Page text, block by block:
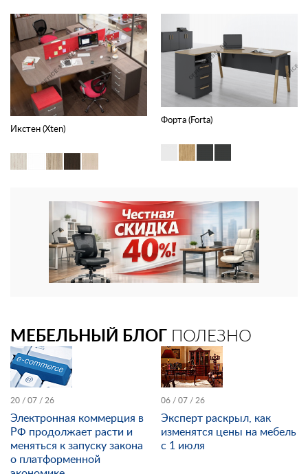
Икстен (Xten)
Форта (Forta)
МЕБЕЛЬНЫЙ БЛОГ ПОЛЕЗНО
20 / 07 / 26
Электронная коммерция в
РФ продолжает расти и
меняться к запуску закона
о платформенной
06 / 07 / 26
Эксперт раскрыл, как
изменятся цены на мебель
с 1 июля